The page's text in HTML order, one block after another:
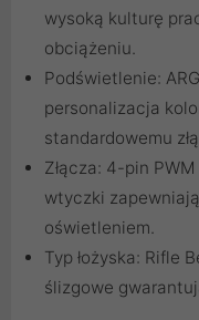
wysoką kulturę
obciążeniu.
Podświetlenie:
personalizacja
standardowemu
Złącza: 4-pin
wtyczki
oświetleniem.
Typ łożyska: Rifle
ślizgowe